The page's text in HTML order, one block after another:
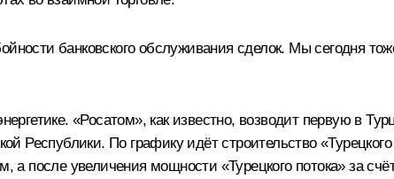
банковского обслуживания сделок. Мы сегодня
«Росатом», как известно, возводит первую в
Республики. По графику идёт строительство
а после увеличения мощности «Турецкого потока» за